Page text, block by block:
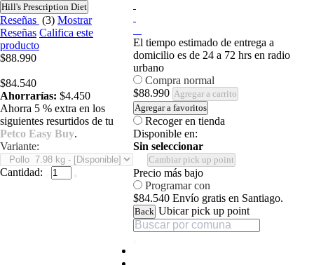
Hill's Prescription Diet
Reseñas (3) Mostrar
Reseñas Califica este
producto
$88.990
$84.540
Ahorrarías: $4.450
Ahorra 5 % extra en los
siguientes resurtidos de tu
Petco Easy Buy.
Variante:
Cantidad:
El tiempo estimado de entrega a
domicilio es de 24 a 72 hrs en radio
urbano
Compra normal
$88.990 Agregar a carrito
Agregar a favoritos
Recoger en tienda
Disponible en:
Sin seleccionar
Cambiar pick up point
Precio más bajo
Programar con
$84.540 Envío gratis en Santiago.
Back Ubicar pick up point